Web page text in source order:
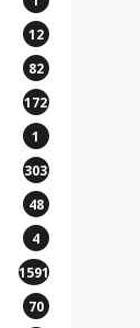
12
82
172
1
303
48
4
1591
70